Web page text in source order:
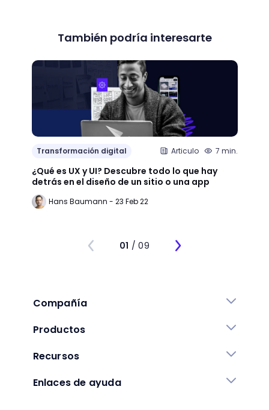
También podría interesarte
Transformación digital Articulo 7 min.
¿Qué es UX y UI? Descubre todo lo que hay
detrás en el diseño de un sitio o una app
Hans Baumann - 23 Feb 22
01 / 09
Compañía
Productos
Recursos
Enlaces de ayuda